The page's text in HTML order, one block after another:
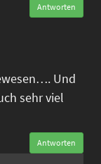
Antworten
Und
sehr viel
Antworten